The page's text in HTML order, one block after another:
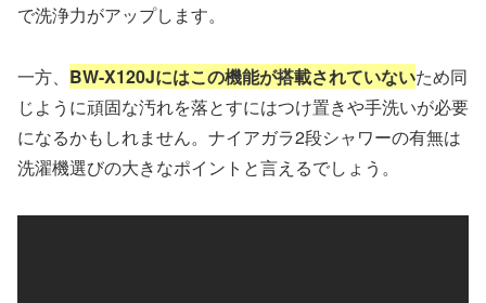
で洗浄力がアップします。
一方、 BW-X120Jにはこの機能が搭載されていないため同
じように頑固な汚れを落とすにはつけ置きや手洗いが必要
になるかもしれません。ナイアガラ2段シャワーの有無は
洗濯機選びの大きなポイントと言えるでしょう。